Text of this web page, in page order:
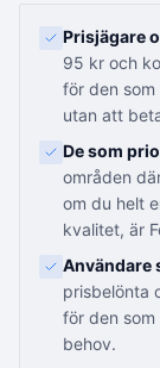
Prisjägare
95 kr och
för den
utan att
De som
områden
om du helt
kvalitet, är
Användare
prisbelönta
för den
behov.